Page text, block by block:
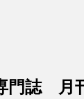
門誌 月